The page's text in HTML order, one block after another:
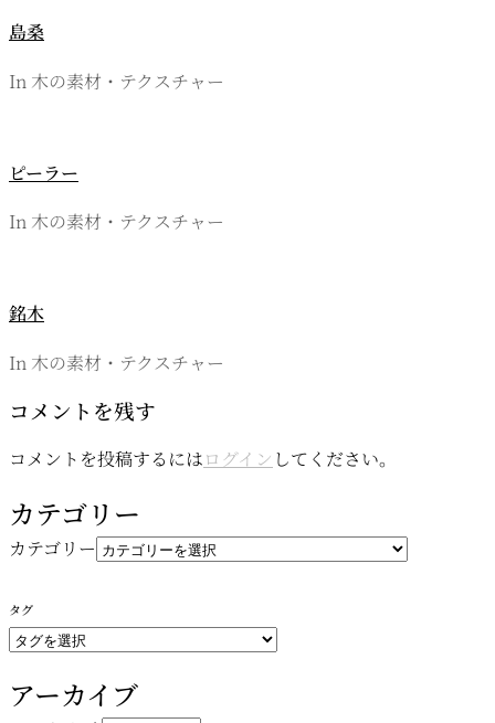
島桑
In 木の素材・テクスチャー
ピーラー
In 木の素材・テクスチャー
銘木
In 木の素材・テクスチャー
コメントを残す
コメントを投稿するにはログイン してください。
カテゴリー
カテゴリー
タグ
アーカイブ